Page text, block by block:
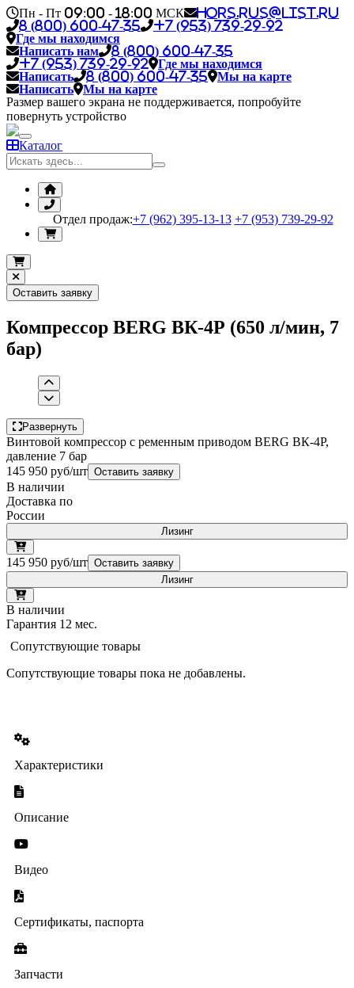
Пн - Пт 09:00 - 18:00 МСК
hors.rus@list.ru
8 (800) 600-47-35
+7 (953) 739-29-92
Где мы находимся
Написать нам
8 (800) 600-47-35
+7 (953) 739-29-92
Где мы находимся
Написать
8 (800) 600-47-35
Мы на карте
Написать
Мы на карте
Размер вашего экрана не поддерживается, попробуйте
повернуть устройство
Каталог
Отдел продаж:+7 (962) 395-13-13 +7 (953) 739-29-92
Оставить заявку
Компрессор BERG ВК-4Р (650 л/мин, 7
бар)
Развернуть
Винтовой компрессор с ременным приводом BERG ВК-4Р,
давление 7 бар
145 950 руб/шт Оставить заявку
В наличии
Доставка по
России
Лизинг
145 950 руб/шт Оставить заявку
Лизинг
В наличии
Гарантия 12 мес.
Сопутствующие товары
Сопутствующие товары пока не добавлены.
Характеристики
Описание
Видео
Сертификаты, паспорта
Запчасти